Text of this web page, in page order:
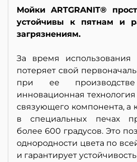
Мойки ARTGRANIT®
устойчивы к пятнам и
загрязнениям.
За время
потеряет свой
при ее производстве
инновационная
связующего компонента, а
в специальных печах
более 600 градусов. Это
однородности цвета по
и гарантирует